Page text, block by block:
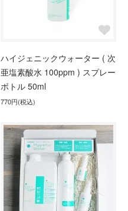
ハイジェニックウォーター ( 次
亜塩素酸水 100ppm ) スプレー
ボトル 50ml
770円(税込)